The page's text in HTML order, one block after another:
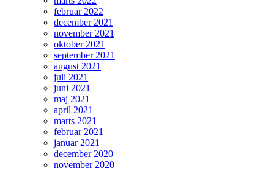
februar 2022
december 2021
november 2021
oktober 2021
september 2021
august 2021
juli 2021
juni 2021
maj 2021
april 2021
marts 2021
februar 2021
januar 2021
december 2020
november 2020